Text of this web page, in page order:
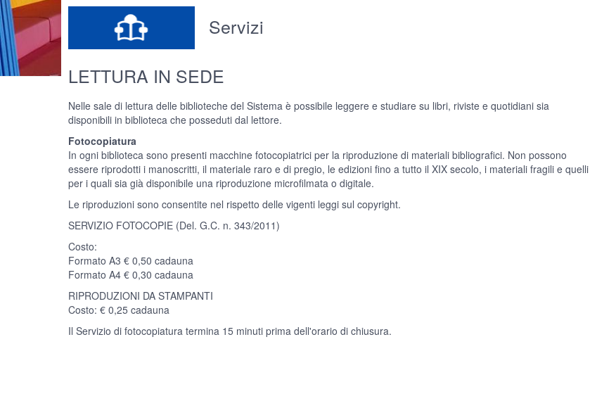
Servizi
LETTURA IN SEDE
Nelle sale di lettura delle biblioteche del Sistema è possibile leggere e studiare su libri, riviste e quotidiani sia
disponibili in biblioteca che posseduti dal lettore.
Fotocopiatura
In ogni biblioteca sono presenti macchine fotocopiatrici per la riproduzione di materiali bibliografici. Non possono
essere riprodotti i manoscritti, il materiale raro e di pregio, le edizioni fino a tutto il XIX secolo, i materiali fragili e quelli
per i quali sia già disponibile una riproduzione microfilmata o digitale.
Le riproduzioni sono consentite nel rispetto delle vigenti leggi sul copyright.
SERVIZIO FOTOCOPIE (Del. G.C. n. 343/2011)
Costo:
Formato A3 € 0,50 cadauna
Formato A4 € 0,30 cadauna
RIPRODUZIONI DA STAMPANTI
Costo: € 0,25 cadauna
Il Servizio di fotocopiatura termina 15 minuti prima dell'orario di chiusura.